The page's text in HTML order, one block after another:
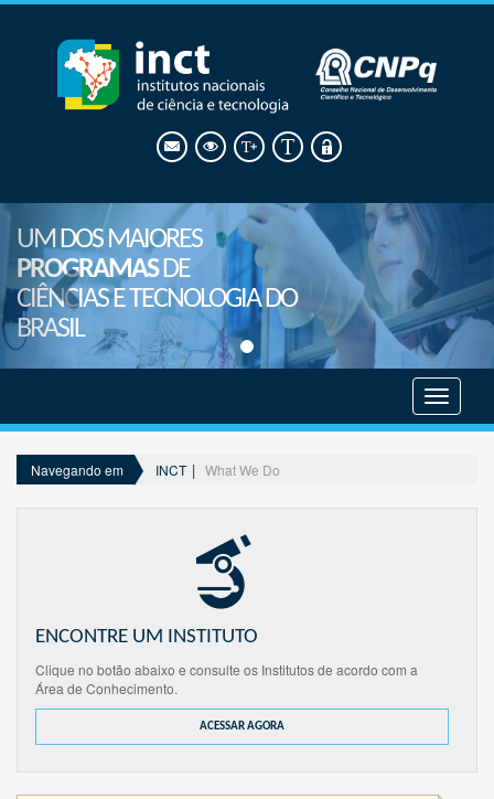
UM DOS MAIORES
PROGRAMASDE
CIÊNCIAS E TECNOLOGIA DO
BRASIL
menu
Navegando em INCT What We Do
ENCONTRE UM INSTITUTO
Clique no botão abaixo e consulte os Institutos de acordo com a
Área de Conhecimento.
ACESSAR AGORA